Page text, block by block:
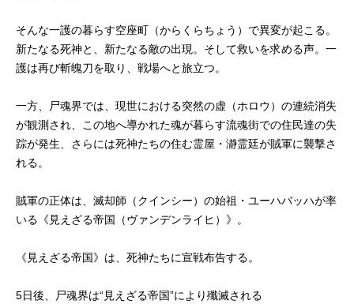
そんな一護の暮らす空座町（からくらちょう）で異変が起こる。
新たなる死神と、新たなる敵の出現。そして救いを求める声。一
護は再び斬魄刀を取り、戦場へと旅立つ。
一方、尸魂界では、現世における突然の虚（ホロウ）の連続消失
が観測され、この地へ導かれた魂が暮らす流魂街での住民達の失
踪が発生、さらには死神たちの住む霊屋・瀞霊廷が賊軍に襲撃さ
れる。
賊軍の正体は、滅却師（クインシー）の始祖・ユーハバッハが率
いる《見えざる帝国（ヴァンデンライヒ）》。
《見えざる帝国》は、死神たちに宣戦布告する。
5日後、尸魂界は“見えざる帝国”により殲滅される